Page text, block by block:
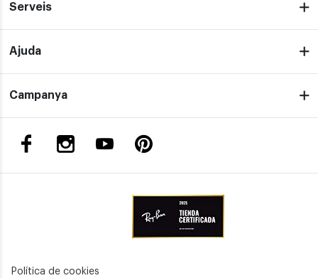
Serveis
Ajuda
Campanya
Política de cookies